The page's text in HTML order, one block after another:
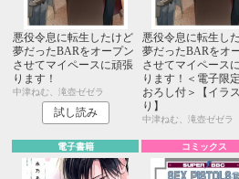
悪役令息に転生したけど
夢だったBARをオープン
させてマイペースに頑張
ります！
中津ねむ、滝壺ゼゼラ
試し読み
悪役令息に転生し
夢だったBARをオ
させてマイペース
ります！＜電子限
おろし付＞【イラ
り】
中津ねむ、滝壺ゼゼラ
電子書籍 コミックス